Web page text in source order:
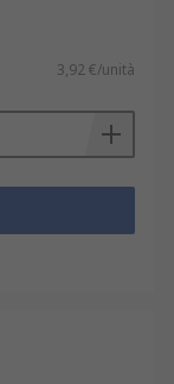
3,92 €/unità